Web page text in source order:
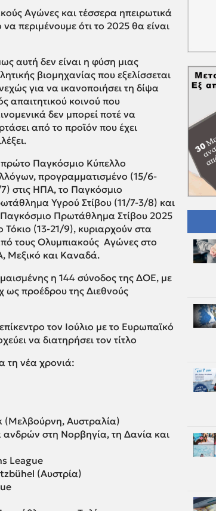
Αγώνες και τέσσερα ηπειρωτικά
περιμένουμε ότι το 2025 θα είναι
αυτή δεν είναι η φύση μιας
βιομηχανίας που εξελίσσεται
για να ικανοποιήσει τη δίψα
απαιτητικού κοινού που
δεν μπορεί ποτέ να
από το προϊόν που έχει
Παγκόσμιο Κύπελλο
προγραμματισμένο (15/6-
στις ΗΠΑ, το Παγκόσμιο
Υγρού Στίβου (11/7-3/8) και
Πρωτάθλημα Στίβου 2025
Τόκιο (13-21/9), κυριαρχούν στα
τους Ολυμπιακούς Αγώνες στο
Μεξικό και Καναδά.
η 144 σύνοδος της ΔΟΕ, με
ως προέδρου της Διεθνούς
τον Ιούλιο με το Ευρωπαϊκό
να διατηρήσει τον τίτλο
τη νέα χρονιά:
(Μελβούρνη, Αυστραλία)
στη Νορβηγία, τη Δανία και
League
(Αυστρία)